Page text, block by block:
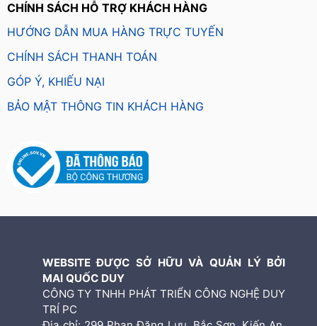
CHÍNH SÁCH HỖ TRỢ KHÁCH HÀNG
HƯỚNG DẪN MUA HÀNG TRỰC TUYẾN
CHÍNH SÁCH THANH TOÁN
GÓP Ý, KHIẾU NẠI
BẢO MẬT THÔNG TIN KHÁCH HÀNG
WEBSITE ĐƯỢC SỞ HỮU VÀ QUẢN LÝ BỞI
MAI QUỐC DUY
CÔNG TY TNHH PHÁT TRIỂN CÔNG NGHỆ DUY
TRÍ PC